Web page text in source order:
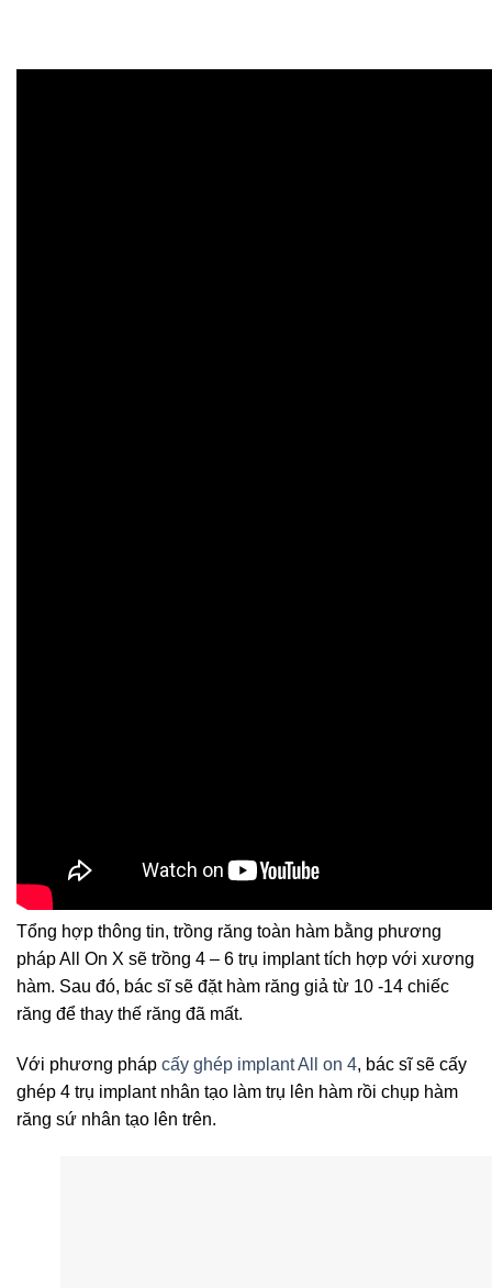
Tổng hợp thông tin, trồng răng toàn hàm bằng phương
pháp All On X sẽ trồng 4 – 6 trụ implant tích hợp với xương
hàm. Sau đó, bác sĩ sẽ đặt hàm răng giả từ 10 -14 chiếc
răng để thay thế răng đã mất.
Với phương pháp cấy ghép implant All on 4, bác sĩ sẽ cấy
ghép 4 trụ implant nhân tạo làm trụ lên hàm rồi chụp hàm
răng sứ nhân tạo lên trên.